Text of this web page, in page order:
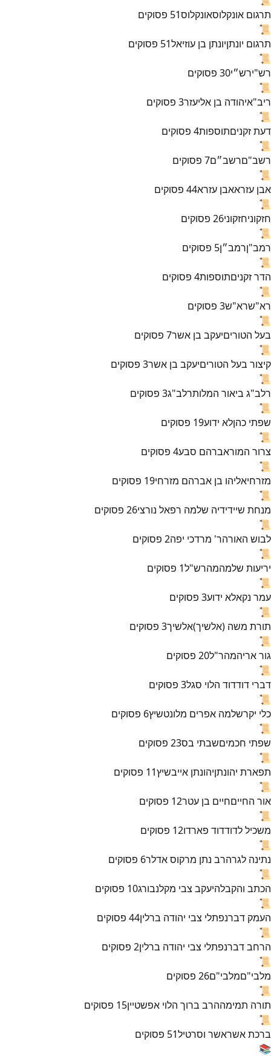
תרגום אונקלוסאונקלוס51 פסוקים
📜
תרגום יונתןיונתן בן עוזיאל51 פסוקים
📜
רש"ירש״י30 פסוקים
📜
ריב"איהודה בן אליעזר3 פסוקים
📜
דעת זקניםתוספות4 פסוקים
📜
רשב"םרשב״ם7 פסוקים
📜
אבן עזראאבן עזרא44 פסוקים
📜
חזקוניחזקוני26 פסוקים
📜
רמב"ןרמב״ן5 פסוקים
📜
הדר זקניםתוספות4 פסוקים
📜
רא"שרא"ש3 פסוקים
📜
בעל הטוריםיעקב בן אשר7 פסוקים
📜
קיצור בעל הטוריםיעקב בן אשר3 פסוקים
📜
רלב"ג ביאור המלותרלב"ג3 פסוקים
📜
שפתי כהןלא ידוע19 פסוקים
📜
צרור המוראברהם סבע4 פסוקים
📜
מזרחיאליהו בן אברהם מזרחי19 פסוקים
📜
מנחת שיידידיה שלמה רפאל נורצי26 פסוקים
📜
לבוש האורהר' מרדכי יפה2 פסוקים
📜
יריעות שלמהמהרש"ל1 פסוקים
📜
עמר נקאלא ידוע3 פסוקים
📜
תורת משה (אלשיך)אלשיך3 פסוקים
📜
גור אריהמהר"ל20 פסוקים
📜
דברי דודדוד הלוי סגל3 פסוקים
📜
כלי יקרשלמה אפרים מלונטשיץ6 פסוקים
📜
שפתי חכמיםשבתי בס23 פסוקים
📜
תפארת יהונתןיהונתן אייבשיץ11 פסוקים
📜
אור החייםחיים בן עטר12 פסוקים
📜
משכיל לדודדוד פארדו12 פסוקים
📜
נתינה לגרהרב נתן מרקוס אדלר6 פסוקים
📜
הכתב והקבלהיעקב צבי מקלנבורג10 פסוקים
📜
העמק דברנפתלי צבי יהודה ברלין44 פסוקים
📜
הרחב דברנפתלי צבי יהודה ברלין2 פסוקים
📜
מלבי"םמלבי"ם26 פסוקים
📜
תורה תמימההרב ברוך הלוי אפשטיין15 פסוקים
📜
ברכת אשראשר וסרטיל51 פסוקים
📚